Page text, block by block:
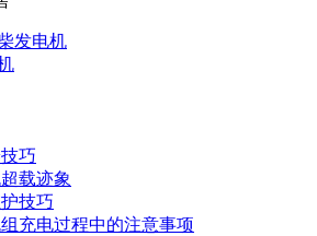
发电机
巧
载迹象
技巧
充电过程中的注意事项